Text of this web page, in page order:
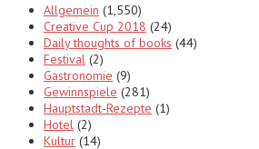
Allgemein (1,550)
Creative Cup 2018 (24)
Daily thoughts of books (44)
Festival (2)
Gastronomie (9)
Gewinnspiele (281)
Hauptstadt-Rezepte (1)
Hotel (2)
Kultur (14)